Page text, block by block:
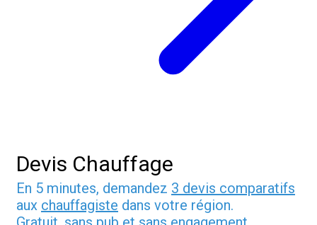
Devis Chauffage
En 5 minutes, demandez 3 devis comparatifs
aux chauffagiste dans votre région.